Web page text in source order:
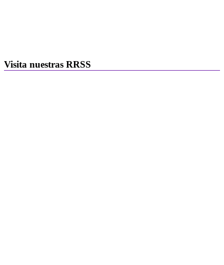
Visita nuestras RRSS